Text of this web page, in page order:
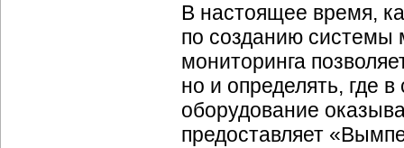
В настоящее время,
по созданию системы
мониторинга
но и определять, где
оборудование
предоставляет